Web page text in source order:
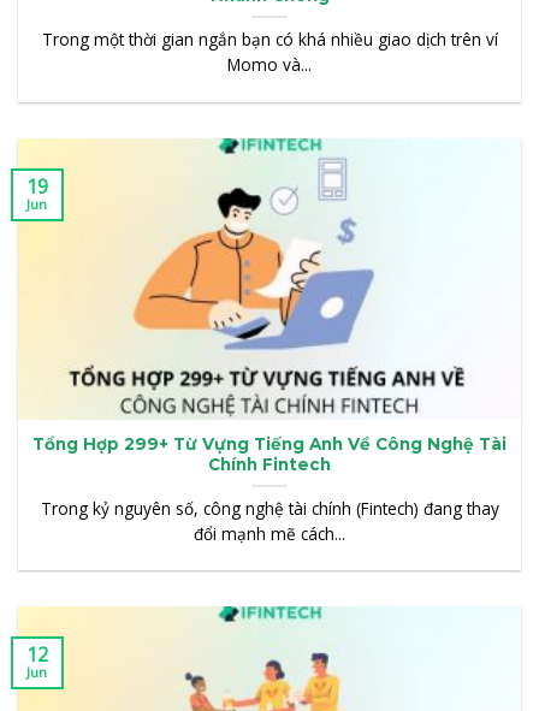
Trong một thời gian ngắn bạn có khá nhiều giao dịch trên ví
Momo và...
Tổng Hợp 299+ Từ Vựng Tiếng Anh Về Công Nghệ Tài
Chính Fintech
Trong kỷ nguyên số, công nghệ tài chính (Fintech) đang thay
đổi mạnh mẽ cách...
19
Jun
12
Jun